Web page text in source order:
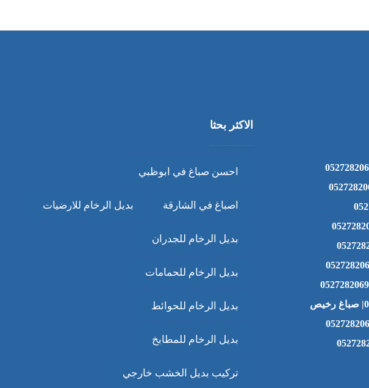
الاكثر بحثا
احسن صباغ في ابوظبي
اصباغ في الشارقة بديل الرخام للارضيات
بديل الرخام للجدران
بديل الرخام للحمامات
بديل الرخام للحوائط
بديل الرخام للمطابخ
تركيب بديل الخشب خارجي